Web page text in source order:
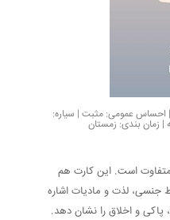
شاه دل | احساس عمومی: مثبت | سیاره:
| زمان بندی: زمستان
متفاوت است. این کارت هم
جنسی، لذت و مادیات اشاره
پاکی و اخلاق را نشان دهد.